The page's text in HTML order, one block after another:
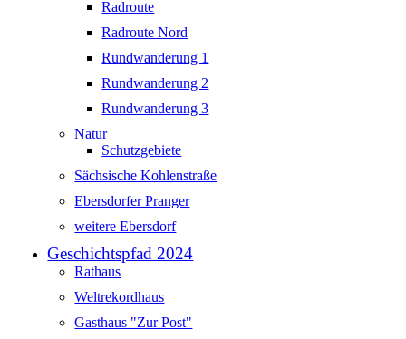
Radroute
Radroute Nord
Rundwanderung 1
Rundwanderung 2
Rundwanderung 3
Natur
Schutzgebiete
Sächsische Kohlenstraße
Ebersdorfer Pranger
weitere Ebersdorf
Geschichtspfad 2024
Rathaus
Weltrekordhaus
Gasthaus "Zur Post"